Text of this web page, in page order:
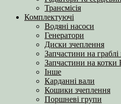
Трансмісія
Комплектуючі
Водяні насоси
Генератори
Диски зчеплення
Запчастини на
Запчастини на
Інше
Карданні вали
Кошики зчеплення
Поршневі групи